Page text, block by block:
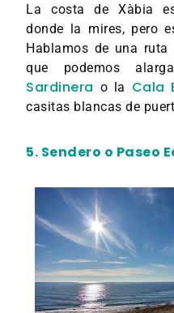
La costa de Xàbia
donde la mires, pero
Hablamos de una
que podemos
Sardinera o la Cala
casitas blancas de
5. Sendero o Paseo